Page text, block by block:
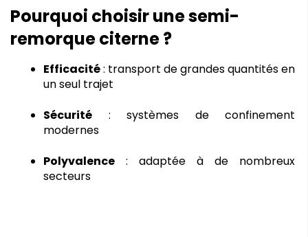
Pourquoi choisir une semi-
remorque citerne ?
Efficacité : transport de grandes quantités en
un seul trajet
Sécurité : systèmes de confinement
modernes
Polyvalence : adaptée à de nombreux
secteurs